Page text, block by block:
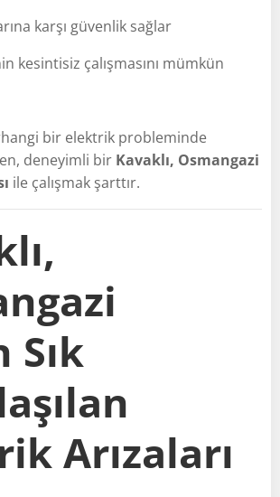
karşı güvenlik sağlar
kesintisiz çalışmasını mümkün
bir elektrik probleminde
deneyimli bir Kavaklı, Osmangazi
ile çalışmak şarttır.
Sık
Arızaları